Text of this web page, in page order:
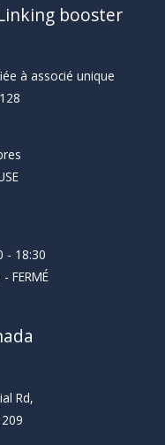
booster
à associé unique
- 18:30
FERMÉ
Rd,